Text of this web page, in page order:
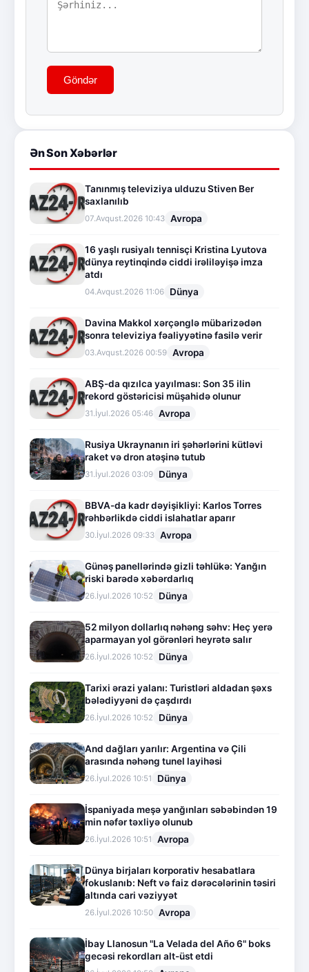
Göndər
Ən Son Xəbərlər
Tanınmış televiziya ulduzu Stiven Ber
saxlanılıb
07.Avqust.2026 10:43 Avropa
16 yaşlı rusiyalı tennisçi Kristina Lyutova
dünya reytinqində ciddi irəliləyişə imza
atdı
04.Avqust.2026 11:06 Dünya
Davina Makkol xərçənglə mübarizədən
sonra televiziya fəaliyyətinə fasilə verir
03.Avqust.2026 00:59 Avropa
ABŞ-da qızılca yayılması: Son 35 ilin
rekord göstəricisi müşahidə olunur
31.İyul.2026 05:46 Avropa
Rusiya Ukraynanın iri şəhərlərini kütləvi
raket və dron atəşinə tutub
31.İyul.2026 03:09 Dünya
BBVA-da kadr dəyişikliyi: Karlos Torres
rəhbərlikdə ciddi islahatlar aparır
30.İyul.2026 09:33 Avropa
Günəş panellərində gizli təhlükə: Yanğın
riski barədə xəbərdarlıq
26.İyul.2026 10:52 Dünya
52 milyon dollarlıq nəhəng səhv: Heç yerə
aparmayan yol görənləri heyrətə salır
26.İyul.2026 10:52 Dünya
Tarixi ərazi yalanı: Turistləri aldadan şəxs
bələdiyyəni də çaşdırdı
26.İyul.2026 10:52 Dünya
And dağları yarılır: Argentina və Çili
arasında nəhəng tunel layihəsi
26.İyul.2026 10:51 Dünya
İspaniyada meşə yanğınları səbəbindən 19
min nəfər təxliyə olunub
26.İyul.2026 10:51 Avropa
Dünya birjaları korporativ hesabatlara
fokuslanıb: Neft və faiz dərəcələrinin təsiri
altında cari vəziyyət
26.İyul.2026 10:50 Avropa
İbay Llanosun "La Velada del Año 6" boks
gecəsi rekordları alt-üst etdi